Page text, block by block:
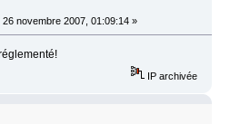
26 novembre 2007, 01:09:14 »
IP archivée